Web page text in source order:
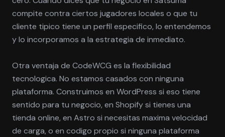
compite contra ciertos jugadores locales o que tu
cliente tipico tiene un perfil especifico, lo entendemos
y lo incorporamos a la estrategia de inmediato.
Otra ventaja de CodeWCG es la flexibilidad
tecnologica. No estamos casados con ninguna
plataforma. Construimos en WordPress si eso tiene
sentido para tu negocio, en Shopify si tienes una
tienda online, en Astro si necesitas maxima velocidad
de carga, o en codigo propio si ninguna plataforma